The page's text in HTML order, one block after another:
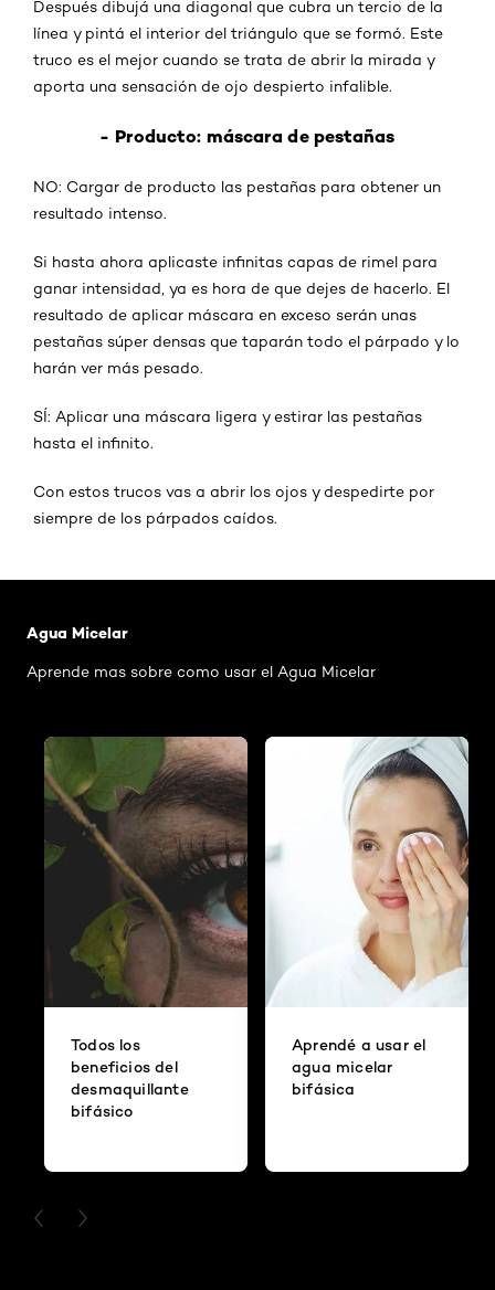
Después dibujá una diagonal que cubra un tercio de la
línea y pintá el interior del triángulo que se formó. Este
truco es el mejor cuando se trata de abrir la mirada y
aporta una sensación de ojo despierto infalible.
- Producto: máscara de pestañas
NO: Cargar de producto las pestañas para obtener un
resultado intenso.
Si hasta ahora aplicaste infinitas capas de rimel para
ganar intensidad, ya es hora de que dejes de hacerlo. El
resultado de aplicar máscara en exceso serán unas
pestañas súper densas que taparán todo el párpado y lo
harán ver más pesado.
SÍ: Aplicar una máscara ligera y estirar las pestañas
hasta el infinito.
Con estos trucos vas a abrir los ojos y despedirte por
siempre de los párpados caídos.
Agua Micelar
Aprende mas sobre como usar el Agua Micelar
Todos los
beneficios del
desmaquillante
bifásico
Aprendé a usar el
agua micelar
bifásica
PREVIOUS CARD
NEXT CARD